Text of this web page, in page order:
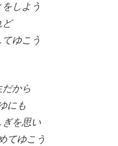
しよう
ど
ゆこう
から
にも
を思い
てゆこう